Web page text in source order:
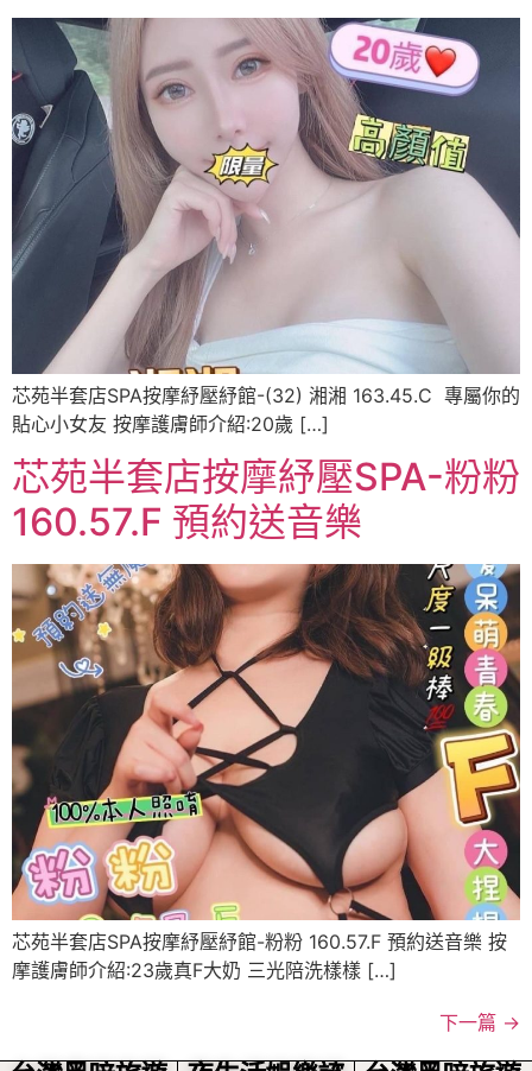
芯苑半套店SPA按摩紓壓紓館-(32) 湘湘 163.45.C ️ 專屬你的
貼心小女友 按摩護膚師介紹:20歲 […]
芯苑半套店按摩紓壓SPA-粉粉
160.57.F 預約送音樂
芯苑半套店SPA按摩紓壓紓館-粉粉 160.57.F 預約送音樂 按
摩護膚師介紹:23歲真F大奶 三光陪洗樣樣 […]
下一篇 →